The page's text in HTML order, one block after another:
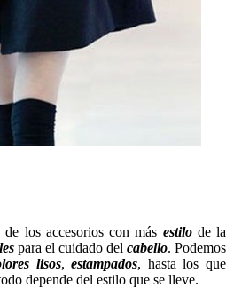
los accesorios con más estilode la
para el cuidado del cabello. Podemos
lisos,estampados, hasta los que
depende del estilo que se lleve.